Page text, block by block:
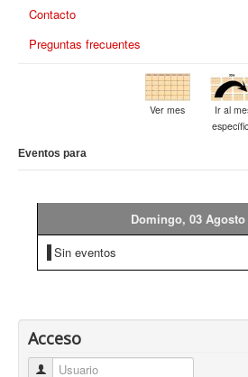
Contacto
Preguntas frecuentes
Ver mes
Ir al
Eventos para
Domingo, 03 Agosto
Sin eventos
Acceso
Usuario